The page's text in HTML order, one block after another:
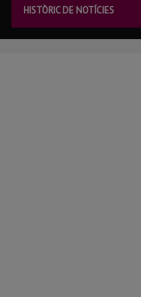
HISTÒRIC DE NOTÍCIES